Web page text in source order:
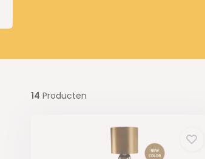
14 Producten